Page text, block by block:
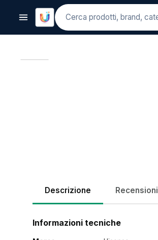
Cerca
Descrizione Recensioni
Informazioni tecniche